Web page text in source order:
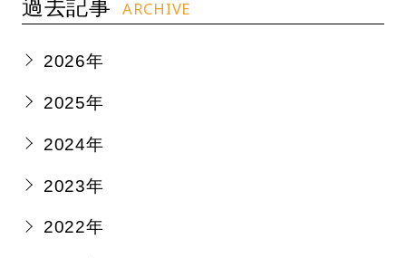
ARCHIVE
2026年
2025年
2024年
2023年
2022年